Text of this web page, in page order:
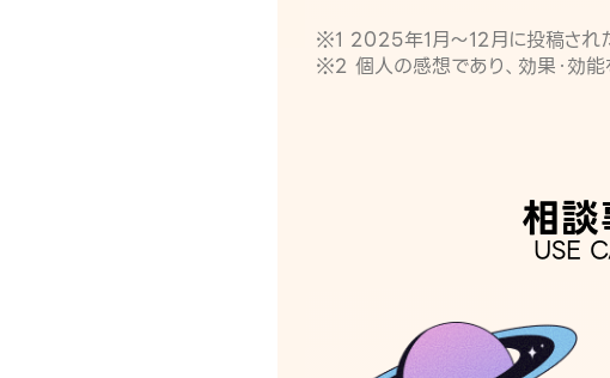
※1 2025年1月〜12月に投稿され
※2 個人の感想であり、効果・効
相
USE